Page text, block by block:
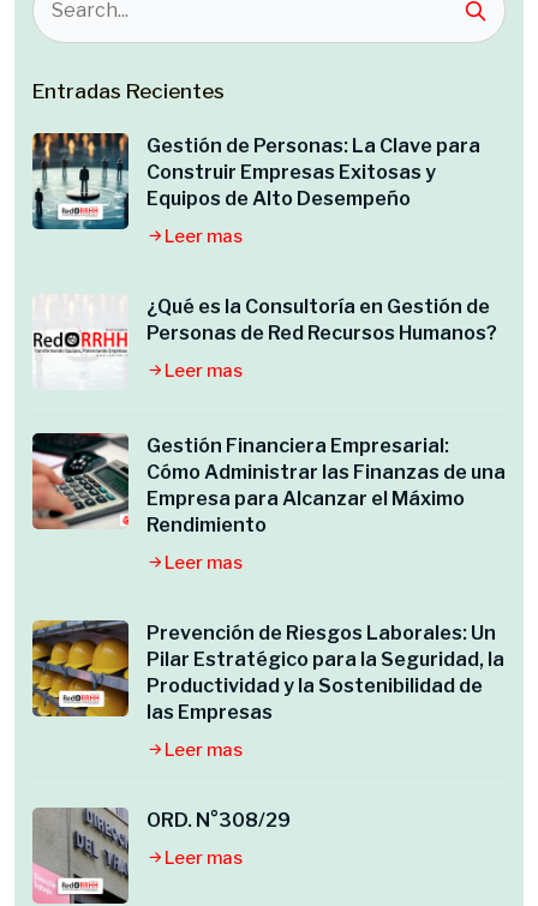
Entradas Recientes
Gestión de Personas: La Clave para
Construir Empresas Exitosas y
Equipos de Alto Desempeño
Leer mas
¿Qué es la Consultoría en Gestión de
Personas de Red Recursos Humanos?
Leer mas
Gestión Financiera Empresarial:
Cómo Administrar las Finanzas de una
Empresa para Alcanzar el Máximo
Rendimiento
Leer mas
Prevención de Riesgos Laborales: Un
Pilar Estratégico para la Seguridad, la
Productividad y la Sostenibilidad de
las Empresas
Leer mas
ORD. N°308/29
Leer mas